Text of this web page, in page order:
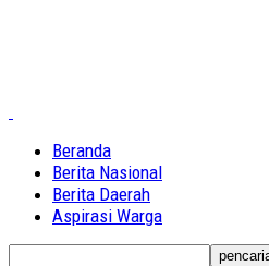
Beranda
Berita Nasional
Berita Daerah
Aspirasi Warga